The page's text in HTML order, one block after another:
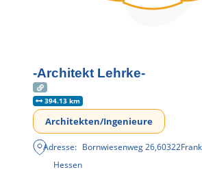
-Architekt Lehrke-
394.13 km
Architekten/Ingenieure
Adresse: Bornwiesenweg 26,60322
Hessen